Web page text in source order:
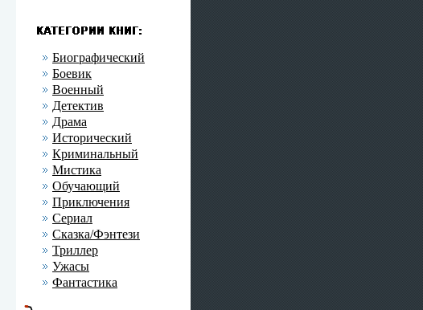
Биографический
Боевик
Военный
Детектив
Драма
Исторический
Криминальный
Мистика
Обучающий
Приключения
Сериал
Сказка/Фэнтези
Триллер
Ужасы
Фантастика